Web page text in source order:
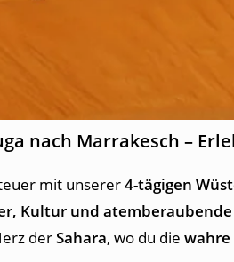
nach Marrakesch –
mit unserer4-tägigen
Kultur und
derSahara, wo du die wahre